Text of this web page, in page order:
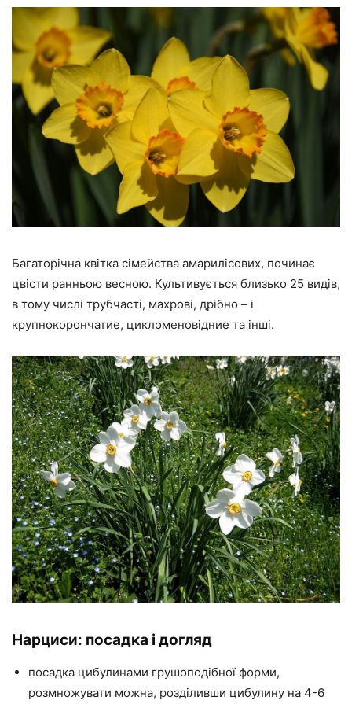
Багаторічна квітка сімейства амарилісових, починає
цвісти ранньою весною. Культивується близько 25 видів,
в тому числі трубчасті, махрові, дрібно – і
крупнокорончатие, цикломеновідние та інші.
Нарциси: посадка і догляд
посадка цибулинами грушоподібної форми,
розмножувати можна, розділивши цибулину на 4-6